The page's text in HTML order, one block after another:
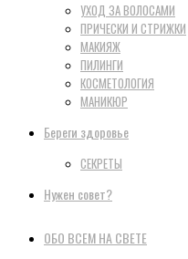
УХОД ЗА ВОЛОСАМИ
ПРИЧЕСКИ И СТРИЖКИ
МАКИЯЖ
ПИЛИНГИ
КОСМЕТОЛОГИЯ
МАНИКЮР
Береги здоровье
СЕКРЕТЫ
Нужен совет?
ОБО ВСЕМ НА СВЕТЕ